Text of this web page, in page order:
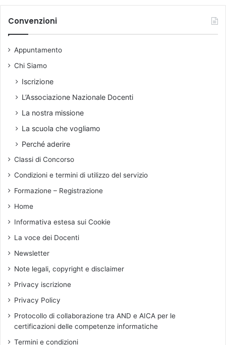
i
o
Convenzioni
Appuntamento
Chi Siamo
Iscrizione
L’Associazione Nazionale Docenti
La nostra missione
La scuola che vogliamo
Perché aderire
Classi di Concorso
Condizioni e termini di utilizzo del servizio
Formazione – Registrazione
Home
Informativa estesa sui Cookie
La voce dei Docenti
Newsletter
Note legali, copyright e disclaimer
Privacy iscrizione
Privacy Policy
Protocollo di collaborazione tra AND e AICA per le
certificazioni delle competenze informatiche
Termini e condizioni